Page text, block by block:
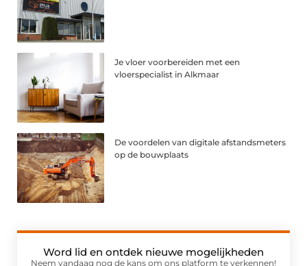
Je vloer voorbereiden met een
vloerspecialist in Alkmaar
De voordelen van digitale afstandsmeters
op de bouwplaats
Word lid en ontdek nieuwe mogelijkheden
Neem vandaag nog de kans om ons platform te verkennen!